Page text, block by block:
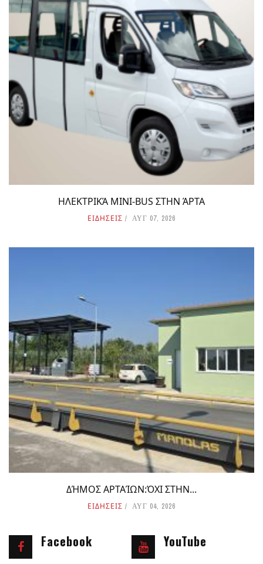
ΗΛΕΚΤΡΙΚΆ MINI-BUS ΣΤΗΝ ΆΡΤΑ
ΕΙΔΗΣΕΙΣ ΑΥΓ 07, 2026
ΔΉΜΟΣ ΑΡΤΑΊΩΝ:ΌΧΙ ΣΤΗΝ...
ΕΙΔΗΣΕΙΣ ΑΥΓ 04, 2026
Facebook YouTube